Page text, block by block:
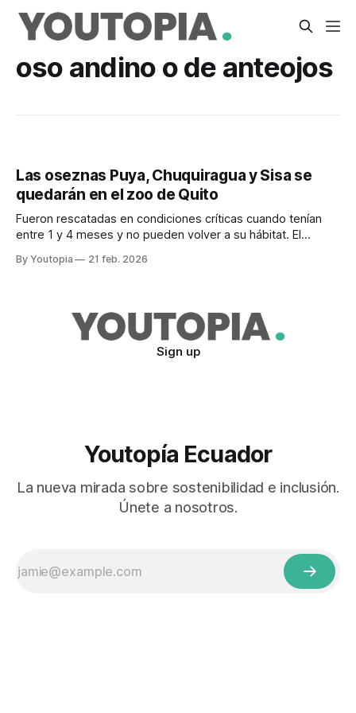
oso andino o de anteojos
Las oseznas Puya, Chuquiragua y Sisa se
quedarán en el zoo de Quito
Fueron rescatadas en condiciones críticas cuando tenían
entre 1 y 4 meses y no pueden volver a su hábitat. El
By Youtopia 21 feb. 2026
Sign up
Youtopía Ecuador
La nueva mirada sobre sostenibilidad e inclusión.
Únete a nosotros.